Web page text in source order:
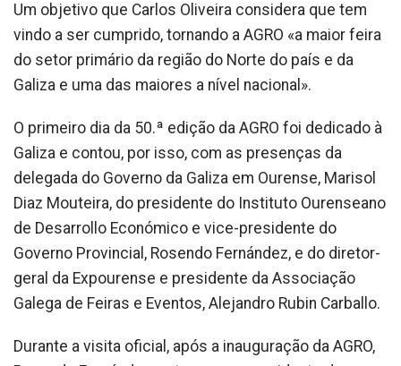
Um objetivo que Carlos Oliveira considera que tem
vindo a ser cumprido, tornando a AGRO «a maior feira
do setor primário da região do Norte do país e da
Galiza e uma das maiores a nível nacional».
O primeiro dia da 50.ª edição da AGRO foi dedicado à
Galiza e contou, por isso, com as presenças da
delegada do Governo da Galiza em Ourense, Marisol
Diaz Mouteira, do presidente do Instituto Ourenseano
de Desarrollo Económico e vice-presidente do
Governo Provincial, Rosendo Fernández, e do diretor-
geral da Expourense e presidente da Associação
Galega de Feiras e Eventos, Alejandro Rubin Carballo.
Durante a visita oficial, após a inauguração da AGRO,